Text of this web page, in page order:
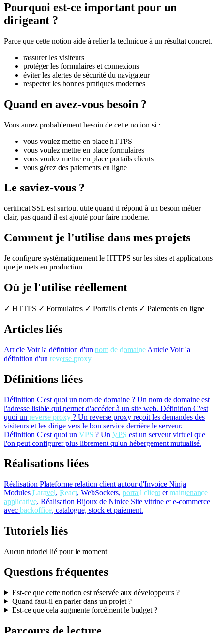
Pourquoi est-ce important pour un
dirigeant ?
Parce que cette notion aide à relier la technique à un résultat concret.
rassurer les visiteurs
protéger les formulaires et connexions
éviter les alertes de sécurité du navigateur
respecter les bonnes pratiques modernes
Quand en avez-vous besoin ?
Vous aurez probablement besoin de cette notion si :
vous voulez mettre en place hTTPS
vous voulez mettre en place formulaires
vous voulez mettre en place portails clients
vous gérez des paiements en ligne
Le saviez-vous ?
certificat SSL est surtout utile quand il répond à un besoin métier
clair, pas quand il est ajouté pour faire moderne.
Comment je l'utilise dans mes projets
Je configure systématiquement le HTTPS sur les sites et applications
que je mets en production.
Où je l'utilise réellement
✓ HTTPS ✓ Formulaires ✓ Portails clients ✓ Paiements en ligne
Articles liés
Article Voir la définition d'un nom de domaine Article Voir la
définition d'un reverse proxy
Définitions liées
Définition C'est quoi un nom de domaine ? Un nom de domaine est
l'adresse lisible qui permet d'accéder à un site web. Définition C'est
quoi un reverse proxy ? Un reverse proxy reçoit les demandes des
visiteurs et les dirige vers le bon service derrière le serveur.
Définition C'est quoi un VPS ? Un VPS est un serveur virtuel que
l'on peut configurer plus librement qu'un hébergement mutualisé.
Réalisations liées
Réalisation Plateforme relation client autour d'Invoice Ninja
Modules Laravel, React, WebSockets, portail client et maintenance
applicative. Réalisation Bijoux de Ninice Site vitrine et e-commerce
avec backoffice, catalogue, stock et paiement.
Tutoriels liés
Aucun tutoriel lié pour le moment.
Questions fréquentes
Est-ce que cette notion est réservée aux développeurs ?
Quand faut-il en parler dans un projet ?
Est-ce que cela augmente forcément le budget ?